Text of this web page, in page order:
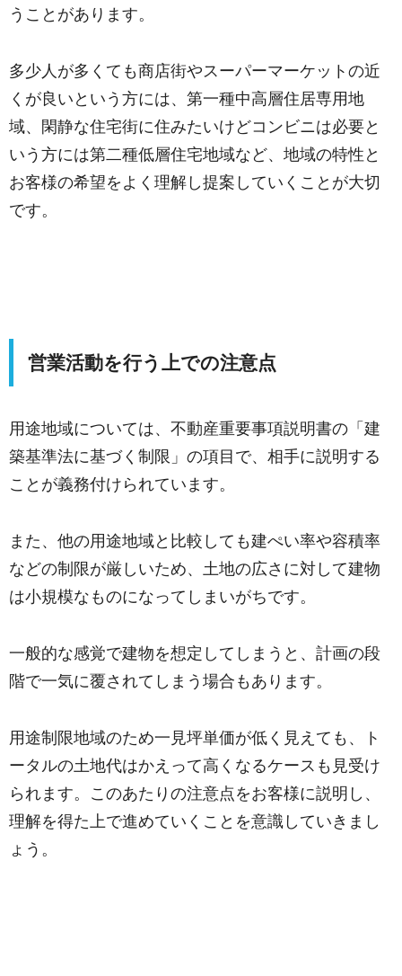
うことがあります。
多少人が多くても商店街やスーパーマーケットの近
くが良いという方には、第一種中高層住居専用地
域、閑静な住宅街に住みたいけどコンビニは必要と
いう方には第二種低層住宅地域など、地域の特性と
お客様の希望をよく理解し提案していくことが大切
です。
営業活動を行う上での注意点
用途地域については、不動産重要事項説明書の「建
築基準法に基づく制限」の項目で、相手に説明する
ことが義務付けられています。
また、他の用途地域と比較しても建ぺい率や容積率
などの制限が厳しいため、土地の広さに対して建物
は小規模なものになってしまいがちです。
一般的な感覚で建物を想定してしまうと、計画の段
階で一気に覆されてしまう場合もあります。
用途制限地域のため一見坪単価が低く見えても、ト
ータルの土地代はかえって高くなるケースも見受け
られます。このあたりの注意点をお客様に説明し、
理解を得た上で進めていくことを意識していきまし
ょう。